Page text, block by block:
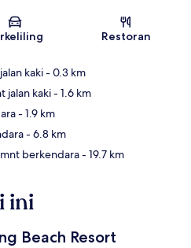
Peta
Restoran
kaki- 0.3 km
jalan kaki- 1.6 km
- 1.9 km
- 6.8 km
berkendara- 19.7 km
ini
Beach Resort